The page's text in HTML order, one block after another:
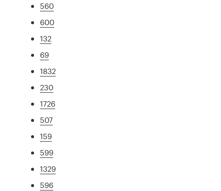
560
600
132
69
1832
230
1726
507
159
599
1329
596